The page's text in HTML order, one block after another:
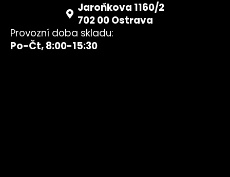
Jaroňkova 1160/2
702 00 Ostrava
Provozní doba skladu:
Po-Čt, 8:00-15:30